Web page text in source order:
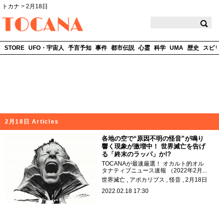
トカナ > 2月18日
STORE UFO・宇宙人 予言予知 事件 都市伝説 心霊 科学 UMA 歴史 スピ
2月18日 Articles
各地の空で“原因不明の怪音”が鳴り
響く現象が激増中！ 世界滅亡を告げ
る「終末のラッパ」か!?
TOCANAが最速厳選！ オカルト的オル
タナティブニュース速報 （2022年2月...
世界滅亡
アポカリプス 怪音
2月18日
2022.02.18 17:30